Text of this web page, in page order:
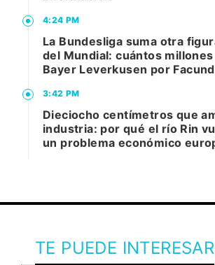
4:24 PM
La Bundesliga suma otra
del Mundial: cuántos
Bayer Leverkusen por
3:42 PM
Dieciocho centímetros que
industria: por qué el río Rin
un problema económico
TE PUEDE INTERESAR